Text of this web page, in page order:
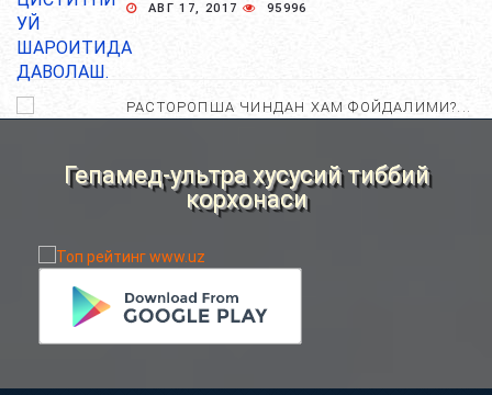
АВГ 17, 2017 95996
РАСТОРОПША ЧИНДАН ХАМ ФОЙДАЛИМИ?...
НОСТАНДАРТ УСУЛЛАРИ....
Гепамед-ультра хусусий тиббий
корхонаси